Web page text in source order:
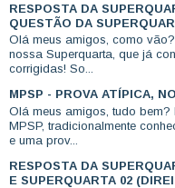
RESPOSTA DA
QUESTÃO DA
Olá meus amigos, como
nossa Superquarta, que já
corrigidas! So...
MPSP - PROVA ATÍPICA,
Olá meus amigos, tudo
MPSP, tradicionalmente
e uma prov...
RESPOSTA DA
E SUPERQUARTA 02